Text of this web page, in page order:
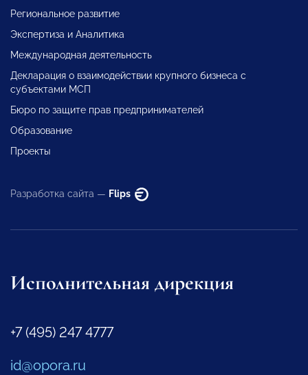
Региональное развитие
Экспертиза и Аналитика
Международная деятельность
Декларация о взаимодействии крупного бизнеса с
субъектами МСП
Бюро по защите прав предпринимателей
Образование
Проекты
Разработка сайта — Flips
Исполнительная дирекция
+7 (495) 247 4777
id@opora.ru